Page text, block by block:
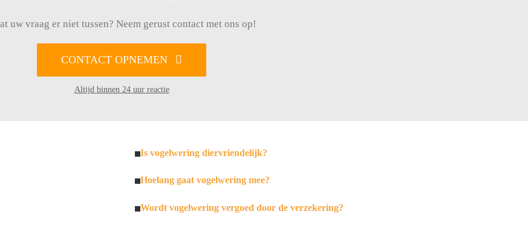
uw vraag er niet tussen? Neem gerust contact met ons op!
CONTACT OPNEMEN
Altijd binnen 24 uur reactie
Is vogelwering diervriendelijk?
Hoelang gaat vogelwering mee?
Wordt vogelwering vergoed door de verzekering?